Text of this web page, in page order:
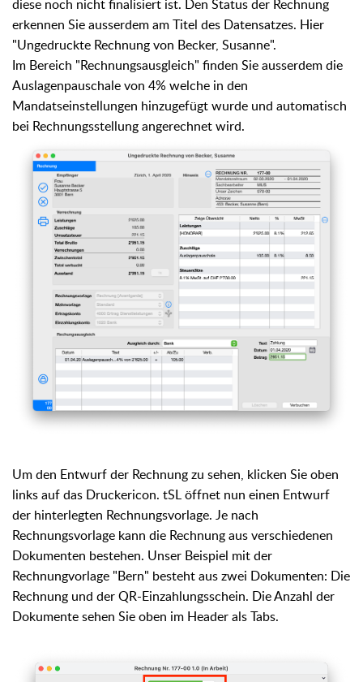
diese noch nicht finalisiert ist. Den Status der Rechnung
erkennen Sie ausserdem am Titel des Datensatzes. Hier
"Ungedruckte Rechnung von Becker, Susanne".
Im Bereich "Rechnungsausgleich" finden Sie ausserdem die
Auslagenpauschale von 4% welche in den
Mandatseinstellungen hinzugefügt wurde und automatisch
bei Rechnungsstellung angerechnet wird.
Um den Entwurf der Rechnung zu sehen, klicken Sie oben
links auf das Druckericon. tSL öffnet nun einen Entwurf
der hinterlegten Rechnungsvorlage. Je nach
Rechnungsvorlage kann die Rechnung aus verschiedenen
Dokumenten bestehen. Unser Beispiel mit der
Rechnungvorlage "Bern" besteht aus zwei Dokumenten: Die
Rechnung und der QR-Einzahlungsschein. Die Anzahl der
Dokumente sehen Sie oben im Header als Tabs.